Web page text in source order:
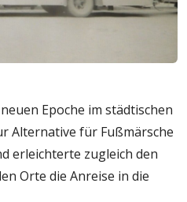
Epoche im städtischen
Alternative für Fußmärsche
erleichterte zugleich den
Orte die Anreise in die